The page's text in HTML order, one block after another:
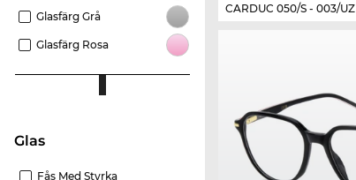
Glasfärg Grå
Glasfärg Rosa
Glas
Fås Med Styrka
CARDUC 050/S - 003/UZ